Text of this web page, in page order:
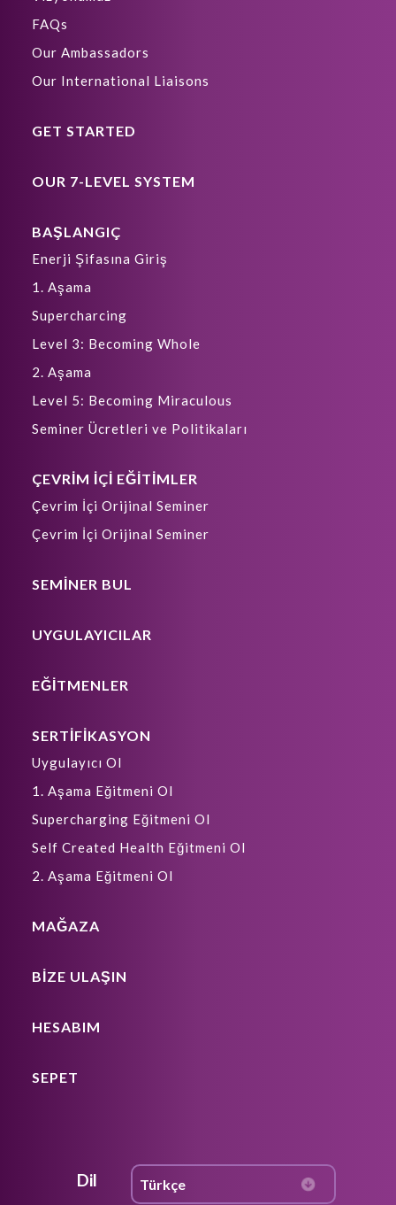
FAQs
Our Ambassadors
Our International Liaisons
GET STARTED
OUR 7-LEVEL SYSTEM
BAŞLANGIÇ
Enerji Şifasına Giriş
1. Aşama
Supercharcing
Level 3: Becoming Whole
2. Aşama
Level 5: Becoming Miraculous
Seminer Ücretleri ve Politikaları
ÇEVRİM İÇİ EĞİTİMLER
Çevrim İçi Orijinal Seminer
Çevrim İçi Orijinal Seminer
SEMİNER BUL
UYGULAYICILAR
EĞİTMENLER
SERTİFİKASYON
Uygulayıcı Ol
1. Aşama Eğitmeni Ol
Supercharging Eğitmeni Ol
Self Created Health Eğitmeni Ol
2. Aşama Eğitmeni Ol
MAĞAZA
BIZE ULAŞIN
HESABIM
SEPET
Dil